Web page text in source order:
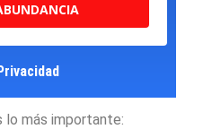
lo más importante: